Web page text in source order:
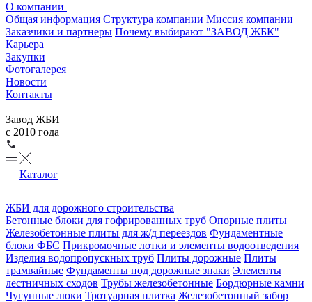
О компании
Общая информация Структура компании Миссия компании
Заказчики и партнеры Почему выбирают "ЗАВОД ЖБК"
Карьера
Закупки
Фотогалерея
Новости
Контакты
Завод ЖБИ
с 2010 года
Каталог
ЖБИ для дорожного строительства
Бетонные блоки для гофрированных труб Опорные плиты
Железобетонные плиты для ж/д переездов Фундаментные
блоки ФБС Прикромочные лотки и элементы водоотведения
Изделия водопропускных труб Плиты дорожные Плиты
трамвайные Фундаменты под дорожные знаки Элементы
лестничных сходов Трубы железобетонные Бордюрные камни
Чугунные люки Тротуарная плитка Железобетонный забор